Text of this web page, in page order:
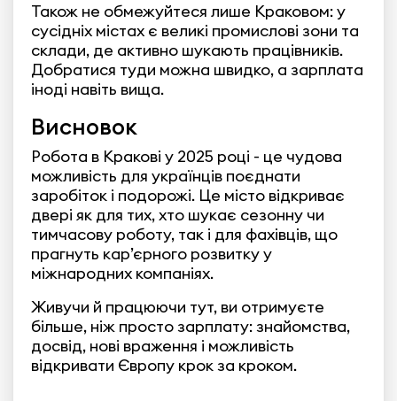
Також не обмежуйтеся лише Краковом: у
сусідніх містах є великі промислові зони та
склади, де активно шукають працівників.
Добратися туди можна швидко, а зарплата
іноді навіть вища.
Висновок
Робота в Кракові у 2025 році - це чудова
можливість для українців поєднати
заробіток і подорожі. Це місто відкриває
двері як для тих, хто шукає сезонну чи
тимчасову роботу, так і для фахівців, що
прагнуть кар’єрного розвитку у
міжнародних компаніях.
Живучи й працюючи тут, ви отримуєте
більше, ніж просто зарплату: знайомства,
досвід, нові враження і можливість
відкривати Європу крок за кроком.